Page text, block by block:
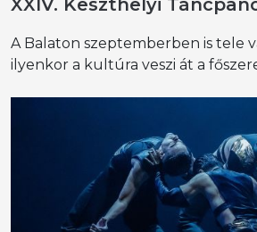
XXIV. Keszthelyi
A Balaton szeptemberben is tele
ilyenkor a kultúra veszi át a